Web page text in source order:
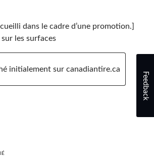
dans le cadre d’une promotion.]
les surfaces
initialement sur canadiantire.ca
Feedback